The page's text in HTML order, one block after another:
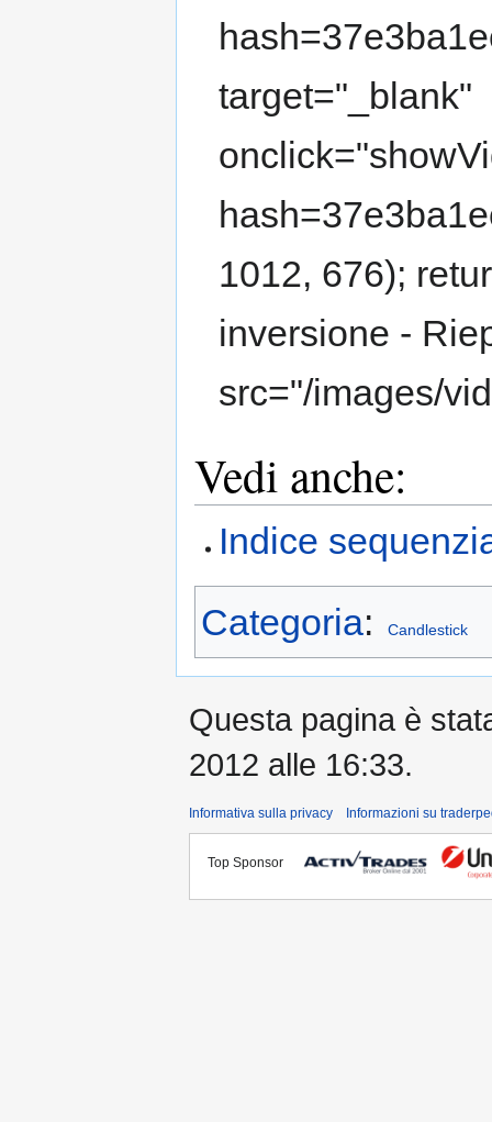
target="_blank"
1012, 676);
inversione -
src="/images/
Vedi anche:
Indice
Categoria: Candlestick
Questa pagina è
2012 alle 16:33.
Informativa sulla privacy Informazioni su
Top Sponsor